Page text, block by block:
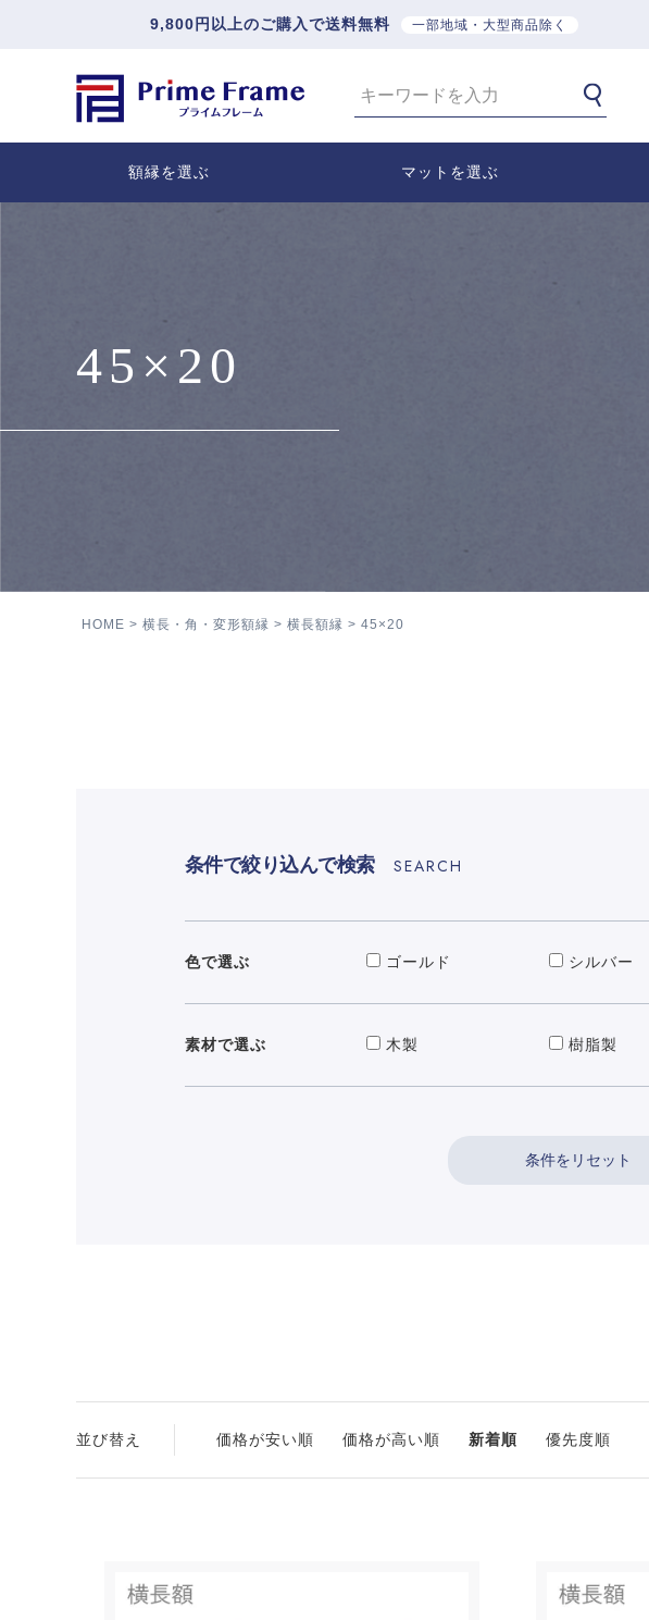
9,800円以上のご購入で送料無料 一部地域・大型商品除く
額縁を選ぶ マットを選ぶ
45×20
HOME 横長・角・変形額縁 横長額縁 45×20
条件で絞り込んで検索 SEARCH
色で選ぶ ゴールド シルバー
素材で選ぶ 木製 樹脂製
並び替え 価格が安い順 価格が高い順 新着順 優先度順